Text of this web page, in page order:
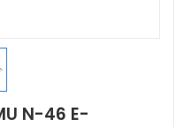
N-46 E-